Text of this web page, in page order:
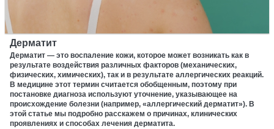
Дерматит
Дерматит — это воспаление кожи, которое может возникать как в
результате воздействия различных факторов (механических,
физических, химических), так и в результате аллергических реакций.
В медицине этот термин считается обобщенным, поэтому при
постановке диагноза используют уточнение, указывающее на
происхождение болезни (например, «аллергический дерматит»). В
этой статье мы подробно расскажем о причинах, клинических
проявлениях и способах лечения дерматита.